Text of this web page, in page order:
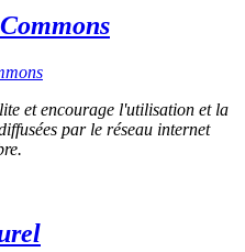
et encourage l'utilisation et la
par le réseau internet